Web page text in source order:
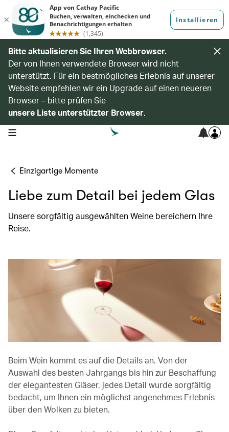
Bitte aktualisieren Sie Ihren Webbrowser.
Der von Ihnen verwendete Browser wird nicht
unterstützt. Für ein bestmögliches Erlebnis auf unserer
Website empfehlen wir ein Upgrade auf einen neueren
Browser – bitte prüfen Sie
unsere Liste unterstützter Browser.
open navigation menu
Einzigartige Momente
Liebe zum Detail bei jedem Glas
Unsere sorgfältig ausgewählten Weine bereichern Ihre
Reise.
Beim Wein kommt es auf die Details an. Von der
Auswahl des besten Jahrgangs bis hin zur Beschaffung
der elegantesten Gläser, jedes Detail wurde sorgfältig
bedacht, um Ihnen ein möglichst angenehmes Erlebnis
über den Wolken zu bieten.